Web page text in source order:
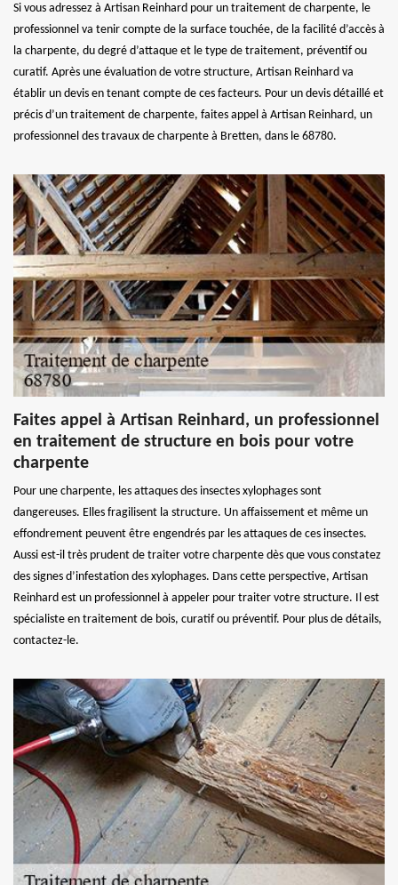
Si vous adressez à Artisan Reinhard pour un traitement de charpente, le
professionnel va tenir compte de la surface touchée, de la facilité d’accès à
la charpente, du degré d’attaque et le type de traitement, préventif ou
curatif. Après une évaluation de votre structure, Artisan Reinhard va
établir un devis en tenant compte de ces facteurs. Pour un devis détaillé et
précis d’un traitement de charpente, faites appel à Artisan Reinhard, un
professionnel des travaux de charpente à Bretten, dans le 68780.
Faites appel à Artisan Reinhard, un professionnel
en traitement de structure en bois pour votre
charpente
Pour une charpente, les attaques des insectes xylophages sont
dangereuses. Elles fragilisent la structure. Un affaissement et même un
effondrement peuvent être engendrés par les attaques de ces insectes.
Aussi est-il très prudent de traiter votre charpente dès que vous constatez
des signes d’infestation des xylophages. Dans cette perspective, Artisan
Reinhard est un professionnel à appeler pour traiter votre structure. Il est
spécialiste en traitement de bois, curatif ou préventif. Pour plus de détails,
contactez-le.